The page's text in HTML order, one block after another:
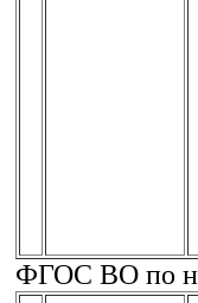
ФГОС ВО по